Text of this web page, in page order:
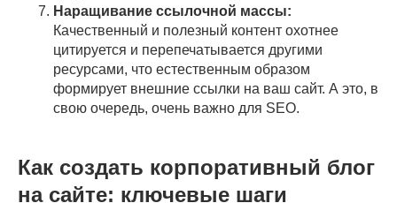
Наращивание ссылочной массы:
Качественный и полезный контент охотнее
цитируется и перепечатывается другими
ресурсами, что естественным образом
формирует внешние ссылки на ваш сайт. А это, в
свою очередь, очень важно для SEO.
Как создать корпоративный блог
на сайте: ключевые шаги